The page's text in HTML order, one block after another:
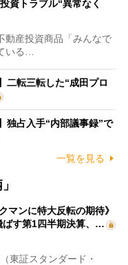
資トラブル“異常なく
産投資商品「みんなで
いる…
二転三転した“成田プロ
独占入手“内部議事録”で
一覧を見る
マンに特大反転の期待》
ばす第1四半期決算、…
東証スタンダード・